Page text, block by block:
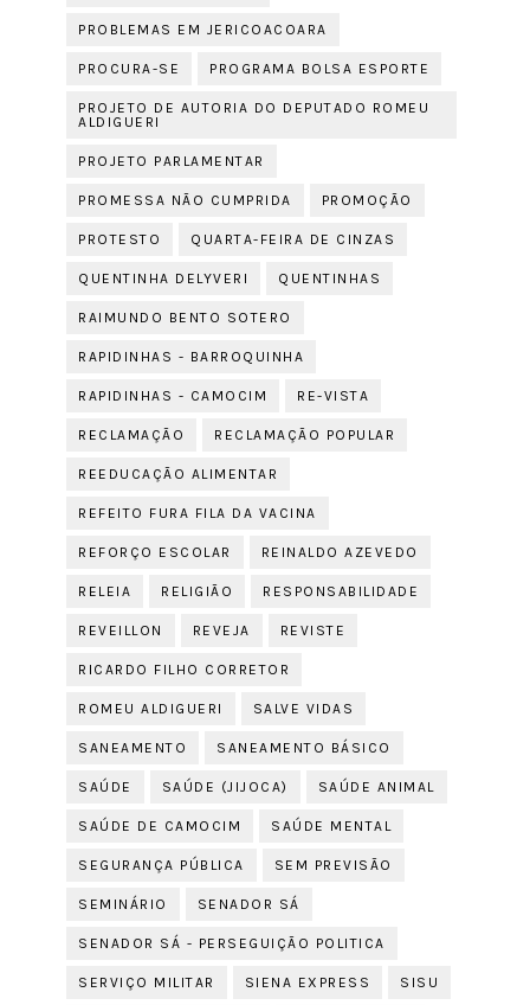
PROBLEMAS EM JERICOACOARA
PROCURA-SE PROGRAMA BOLSA ESPORTE
PROJETO DE AUTORIA DO DEPUTADO ROMEU
ALDIGUERI
PROJETO PARLAMENTAR
PROMESSA NÃO CUMPRIDA PROMOÇÃO
PROTESTO QUARTA-FEIRA DE CINZAS
QUENTINHA DELYVERI QUENTINHAS
RAIMUNDO BENTO SOTERO
RAPIDINHAS - BARROQUINHA
RAPIDINHAS - CAMOCIM RE-VISTA
RECLAMAÇÃO RECLAMAÇÃO POPULAR
REEDUCAÇÃO ALIMENTAR
REFEITO FURA FILA DA VACINA
REFORÇO ESCOLAR REINALDO AZEVEDO
RELEIA RELIGIÃO RESPONSABILIDADE
REVEILLON REVEJA REVISTE
RICARDO FILHO CORRETOR
ROMEU ALDIGUERI SALVE VIDAS
SANEAMENTO SANEAMENTO BÁSICO
SAÚDE SAÚDE (JIJOCA) SAÚDE ANIMAL
SAÚDE DE CAMOCIM SAÚDE MENTAL
SEGURANÇA PÚBLICA SEM PREVISÃO
SEMINÁRIO SENADOR SÁ
SENADOR SÁ - PERSEGUIÇÃO POLITICA
SERVIÇO MILITAR SIENA EXPRESS SISU